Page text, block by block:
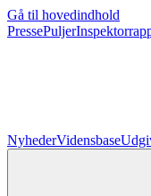
Gå til hovedindhold
PressePuljer
NyhederVidensbase